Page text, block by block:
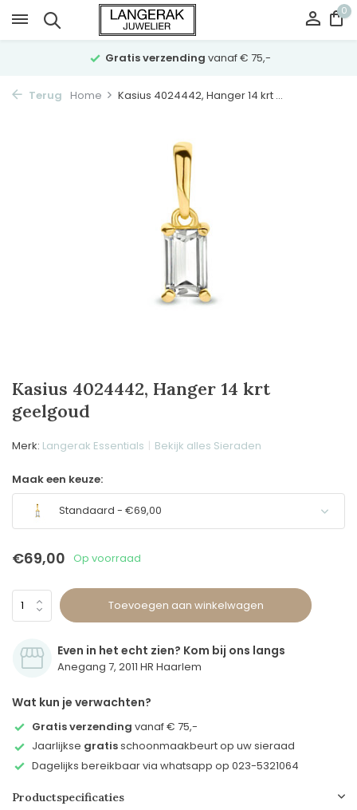
0
Gratis verzending vanaf € 75,-
Terug Home Kasius 4024442, Hanger 14 krt ...
Kasius 4024442, Hanger 14 krt
geelgoud
Merk: Langerak Essentials Bekijk alles Sieraden
Maak een keuze:
Standaard - €69,00
€69,00 Op voorraad
Toevoegen aan winkelwagen
Even in het echt zien? Kom bij ons langs
Anegang 7, 2011 HR Haarlem
Wat kun je verwachten?
Gratis verzending vanaf € 75,-
Jaarlijkse gratisschoonmaakbeurt op uw sieraad
Dagelijks bereikbaar via whatsapp op 023-5321064
Productspecificaties